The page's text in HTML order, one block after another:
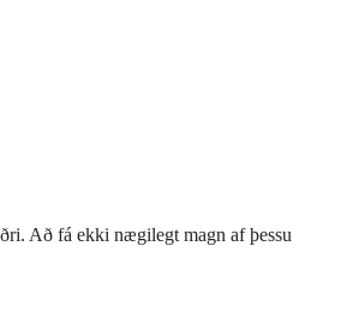
Að fá ekki nægilegt magn af þessu